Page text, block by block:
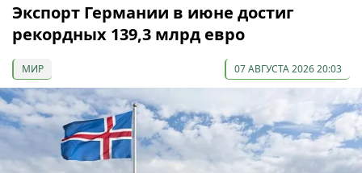
Экспорт Германии в июне достиг
рекордных 139,3 млрд евро
МИР 07 АВГУСТА 2026 20:03